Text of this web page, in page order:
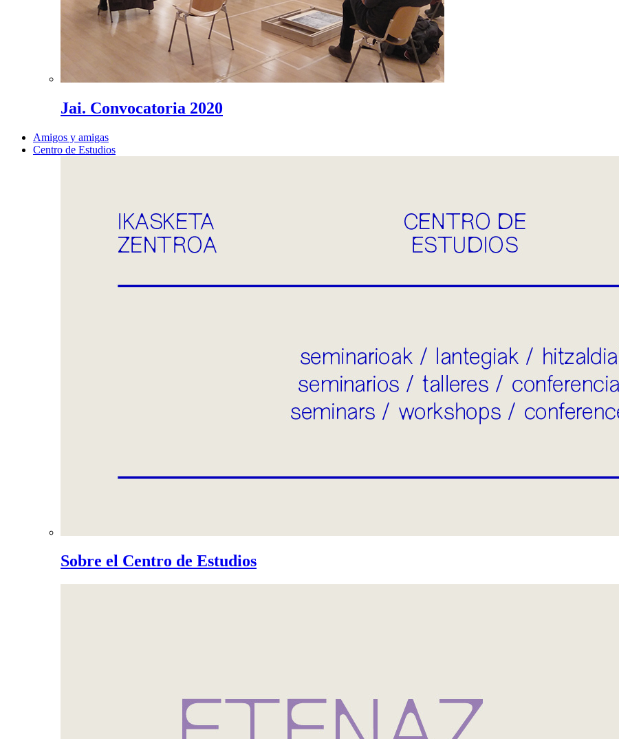
Jai. Convocatoria 2020
Amigos y amigas
Centro de Estudios
Sobre el Centro de Estudios